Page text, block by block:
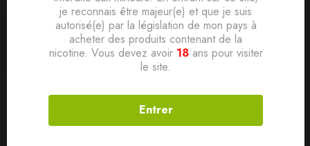
Filtrer
Bloody Shigeri 50ml Fighter
Fuel 0mg
10 ML
BLUE ALIEN 10ML – LIQUIDEO
EVOLUTION
je reconnais être majeur(e) et que je suis
autorisé(e) par la législation de mon pays à
acheter des produits contenant de la
nicotine. Vous devez avoir 18ans pour visiter
le site.
Entrer